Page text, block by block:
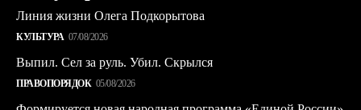
Линия жизни Олега Подкорытова
КУЛЬТУРА 07/08/2026
Выпил. Сел за руль. Убил. Скрылся
ПРАВОПОРЯДОК 05/08/2026